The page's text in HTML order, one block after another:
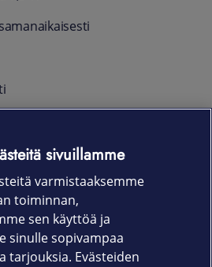
lataussivuillamme
varmistaaksemme
toiminnan,
sen käyttöä ja
sinulle sopivampaa
tarjouksia. Evästeiden